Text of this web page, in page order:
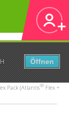
Öffnen
Pack (Atlantis® Flex +